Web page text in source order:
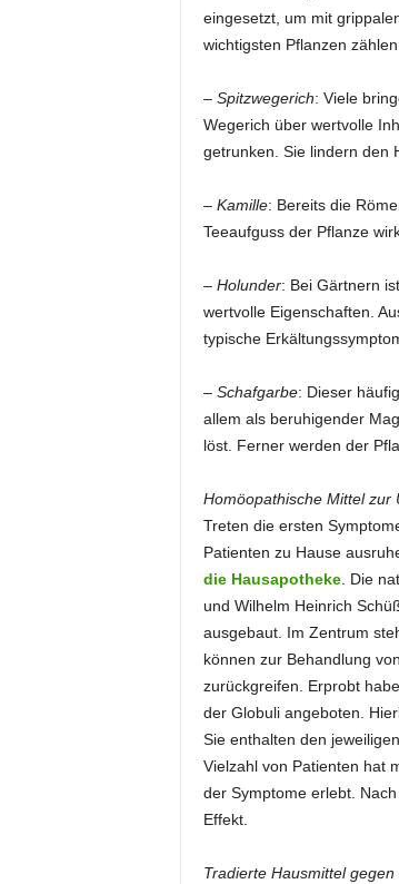
eingesetzt, um mit
wichtigsten Pflanzen
– Spitzwegerich: Viele
Wegerich über wertvolle
getrunken. Sie lindern den
– Kamille: Bereits die
Teeaufguss der Pflanze
– Holunder: Bei Gärtnern
wertvolle Eigenschaften.
typische
– Schafgarbe: Dieser
allem als beruhigender
löst. Ferner werden der
Homöopathische Mittel zur
Treten die ersten
Patienten zu Hause
die Hausapotheke. Die
und Wilhelm Heinrich
ausgebaut. Im Zentrum
können zur Behandlung
zurückgreifen. Erprobt
der Globuli angeboten.
Sie enthalten den
Vielzahl von Patienten hat
der Symptome erlebt.
Effekt.
Tradierte Hausmittel gegen